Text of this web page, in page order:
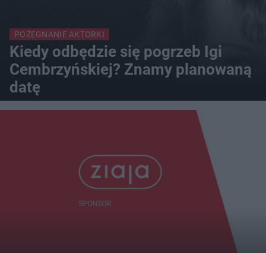
POŻEGNANIE AKTORKI
Kiedy odbędzie się pogrzeb Igi
Cembrzyńskiej? Znamy planowaną
datę